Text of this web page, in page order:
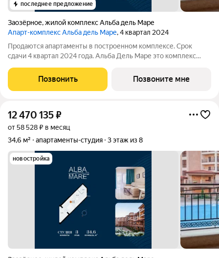
последнее предложение
Заозёрное,жилой комплекс Альба дель Маре
Апарт-комплекс Альба дель Маре, 4 квартал 2024
Продаются апартаменты в построенном комплексе. Срок
сдачи 4 квартал 2024 года. Альба Дель Маре это комплекс
Уютные здания переменной этажности строятся в 5 минутах
ходьбы (385 метров) от одного
Позвонить Позвоните мне
12 470 135₽
от 58 528 ₽ в месяц
34,6 м²
апартаменты-студия 3 этаж из 8
новостройка